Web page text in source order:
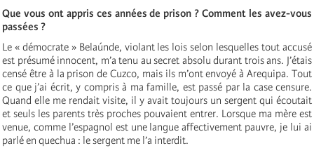
Que vous ont appris ces années de prison ? Comment les avez-vous
passées ?
Le « démocrate » Belaúnde, violant les lois selon lesquelles tout accusé
est présumé innocent, m’a tenu au secret absolu durant trois ans. J’étais
censé être à la prison de Cuzco, mais ils m’ont envoyé à Arequipa. Tout
ce que j’ai écrit, y compris à ma famille, est passé par la case censure.
Quand elle me rendait visite, il y avait toujours un sergent qui écoutait
et seuls les parents très proches pouvaient entrer. Lorsque ma mère est
venue, comme l’espagnol est une langue affectivement pauvre, je lui ai
parlé en quechua : le sergent me l’a interdit.